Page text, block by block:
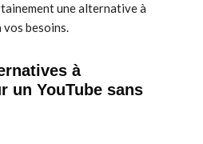
une alternative à
vos besoins.
à
un YouTube sans